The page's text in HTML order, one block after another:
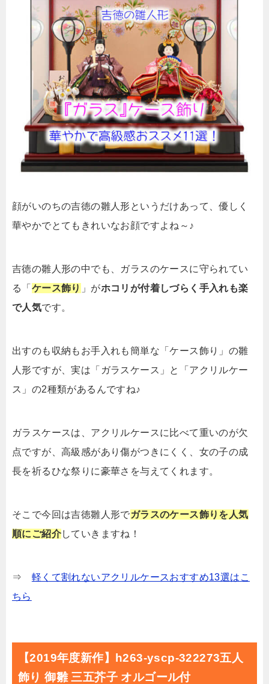
顔がいのちの吉徳の雛人形というだけあって、優しく
華やかでとてもきれいなお顔ですよね～♪
吉徳の雛人形の中でも、ガラスのケースに守られてい
る「 ケース飾り 」がホコリが付着しづらく手入れも楽
で人気です。
出すのも収納もお手入れも簡単な「ケース飾り」の雛
人形ですが、実は「ガラスケース」と「アクリルケー
ス」の2種類があるんですね♪
ガラスケースは、アクリルケースに比べて重いのが欠
点ですが、高級感があり傷がつきにくく、女の子の成
長を祈るひな祭りに豪華さを与えてくれます。
そこで今回は吉徳雛人形でガラスのケース飾りを人気
順にご紹介していきますね！
⇒ 軽くて割れないアクリルケースおすすめ13選はこ
ちら
【2019年度新作】h263-yscp-322273五人
飾り 御雛 三五芥子 オルゴール付